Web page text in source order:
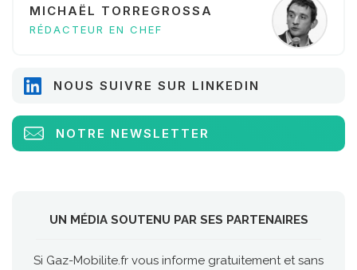
MICHAËL TORREGROSSA
RÉDACTEUR EN CHEF
NOUS SUIVRE SUR LINKEDIN
NOTRE NEWSLETTER
UN MÉDIA SOUTENU PAR SES PARTENAIRES
Si Gaz-Mobilite.fr vous informe gratuitement et sans